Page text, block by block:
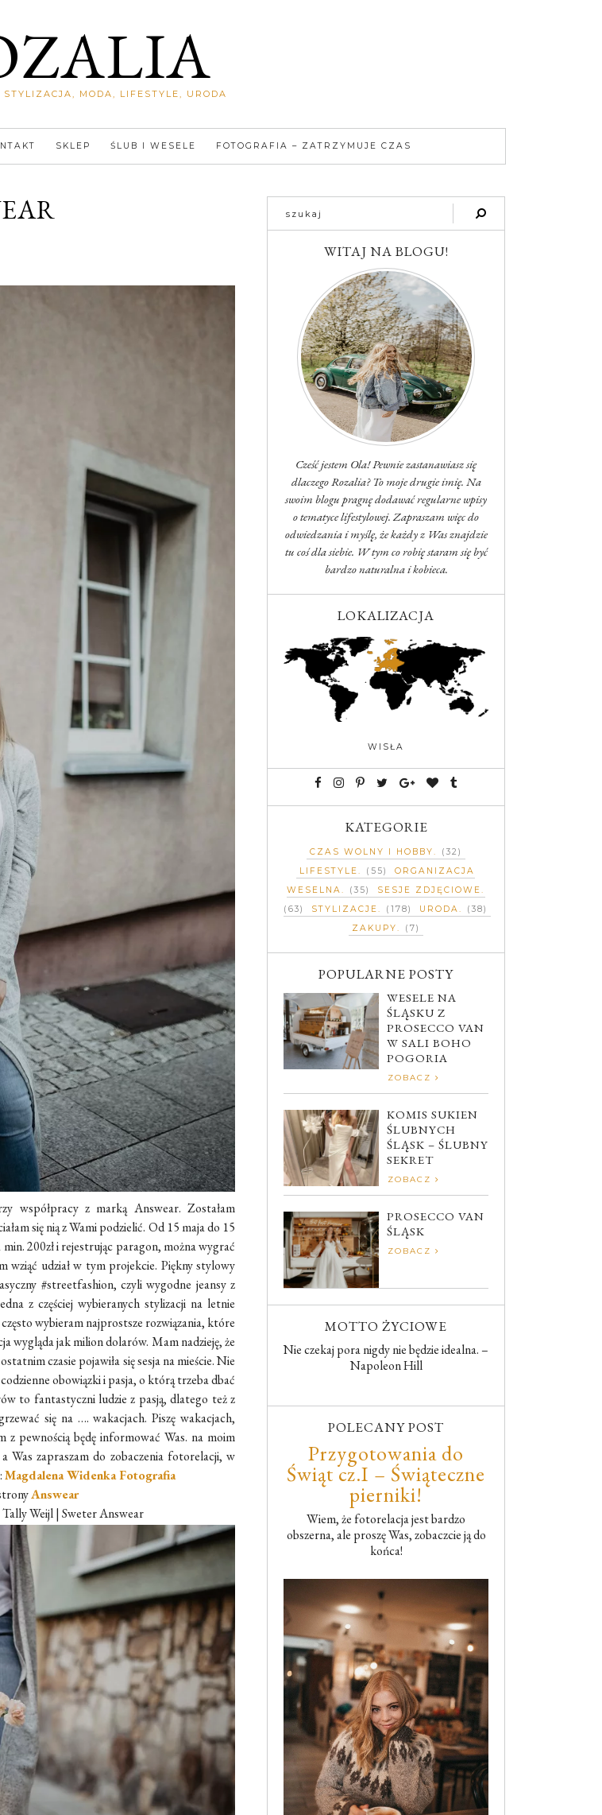
STYLIZACJA, MODA, LIFESTYLE, URODA
SKLEP ŚLUB I WESELE FOTOGRAFIA – ZATRZYMUJE CZAS
współpracy z marką Answear. Zostałam
się nią z Wami podzielić. Od 15 maja do 15
200zł i rejestrując paragon, można wygrać
udział w tym projekcie. Piękny stylowy
#streetfashion, czyli wygodne jeansy z
z częściej wybieranych stylizacji na letnie
wybieram najprostsze rozwiązania, które
wygląda jak milion dolarów. Mam nadzieję, że
czasie pojawiła się sesja na mieście. Nie
obowiązki i pasja, o którą trzeba dbać
to fantastyczni ludzie z pasją, dlatego też z
się na …. wakacjach. Piszę wakacjach,
z pewnością będę informować Was. na moim
Was zapraszam do zobaczenia fotorelacji, w
Magdalena Widenka Fotografia
Answear
Weijl | Sweter Answear
WITAJ NA BLOGU!
Cześć jestem Ola! Pewnie zastanawiasz się
dlaczego Rozalia? To moje drugie imię. Na
swoim blogu pragnę dodawać regularne wpisy
o tematyce lifestylowej. Zapraszam więc do
odwiedzania i myślę, że każdy z Was znajdzie
tu coś dla siebie. W tym co robię staram się być
bardzo naturalna i kobieca.
LOKALIZACJA
WISŁA
KATEGORIE
CZAS WOLNY I HOBBY
(32)
LIFESTYLE
(55)
ORGANIZACJA
WESELNA
(35)
SESJE ZDJĘCIOWE
(63)
STYLIZACJE (178) URODA
(38)
ZAKUPY
(7)
POPULARNE POSTY
WESELE NA
ŚLĄSKU Z
PROSECCO VAN
W SALI BOHO
POGORIA
ZOBACZ
KOMIS SUKIEN
ŚLUBNYCH
ŚLĄSK – ŚLUBNY
SEKRET
ZOBACZ
PROSECCO VAN
ŚLĄSK
ZOBACZ
MOTTO ŻYCIOWE
Nie czekaj pora nigdy nie będzie idealna. –
Napoleon Hill
POLECANY POST
Przygotowania do
Świąt cz.I – Świąteczne
pierniki!
Wiem, że fotorelacja jest bardzo
obszerna, ale proszę Was, zobaczcie ją do
końca!